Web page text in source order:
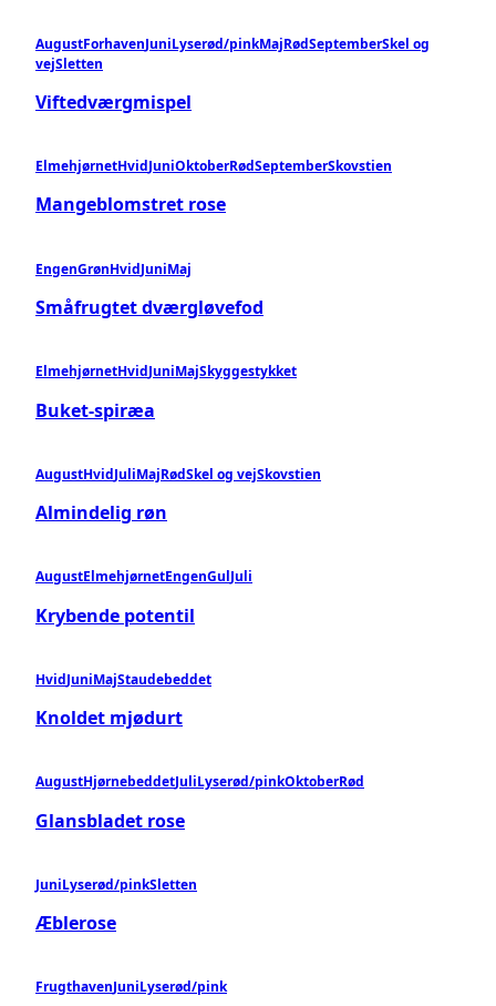
AugustForhavenJuniLyserød/pinkMajRødSeptemberSkel og
vejSletten
Viftedværgmispel
ElmehjørnetHvidJuniOktoberRødSeptemberSkovstien
Mangeblomstret rose
EngenGrønHvidJuniMaj
Småfrugtet dværgløvefod
ElmehjørnetHvidJuniMajSkyggestykket
Buket-spiræa
AugustHvidJuliMajRødSkel og vejSkovstien
Almindelig røn
AugustElmehjørnetEngenGulJuli
Krybende potentil
HvidJuniMajStaudebeddet
Knoldet mjødurt
AugustHjørnebeddetJuliLyserød/pinkOktoberRød
Glansbladet rose
JuniLyserød/pinkSletten
Æblerose
FrugthavenJuniLyserød/pink